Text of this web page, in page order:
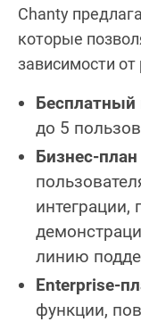
Chanty
которые
зависимости
Бесплатный
до 5
Бизнес-план
интеграции,
линию
Enterprise-
функции,